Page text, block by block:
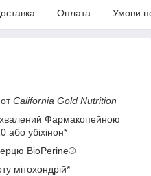
Оплата Умови
California Gold Nutrition
Фармакопейною
або убіхінон*
BioPerine®
мітохондрій*